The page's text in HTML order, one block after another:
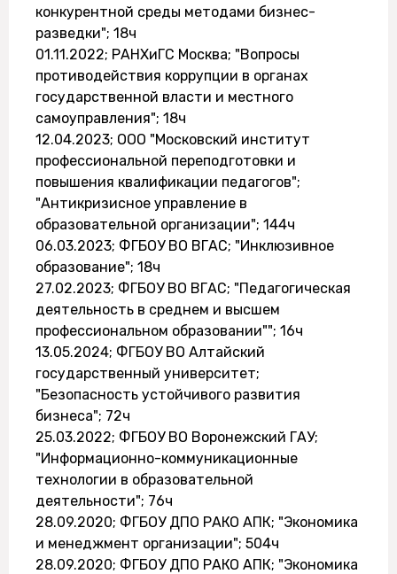
конкурентной среды методами бизнес-
разведки"; 18ч
01.11.2022; РАНХиГС Москва; "Вопросы
противодействия коррупции в органах
государственной власти и местного
самоуправления"; 18ч
12.04.2023; ООО "Московский институт
профессиональной переподготовки и
повышения квалификации педагогов";
"Антикризисное управление в
образовательной организации"; 144ч
06.03.2023; ФГБОУ ВО ВГАС; "Инклюзивное
образование"; 18ч
27.02.2023; ФГБОУ ВО ВГАС; "Педагогическая
деятельность в среднем и высшем
профессиональном образовании""; 16ч
13.05.2024; ФГБОУ ВО Алтайский
государственный университет;
"Безопасность устойчивого развития
бизнеса"; 72ч
25.03.2022; ФГБОУ ВО Воронежский ГАУ;
"Информационно-коммуникационные
технологии в образовательной
деятельности"; 76ч
28.09.2020; ФГБОУ ДПО РАКО АПК; "Экономика
и менеджмент организации"; 504ч
28.09.2020; ФГБОУ ДПО РАКО АПК; "Экономика